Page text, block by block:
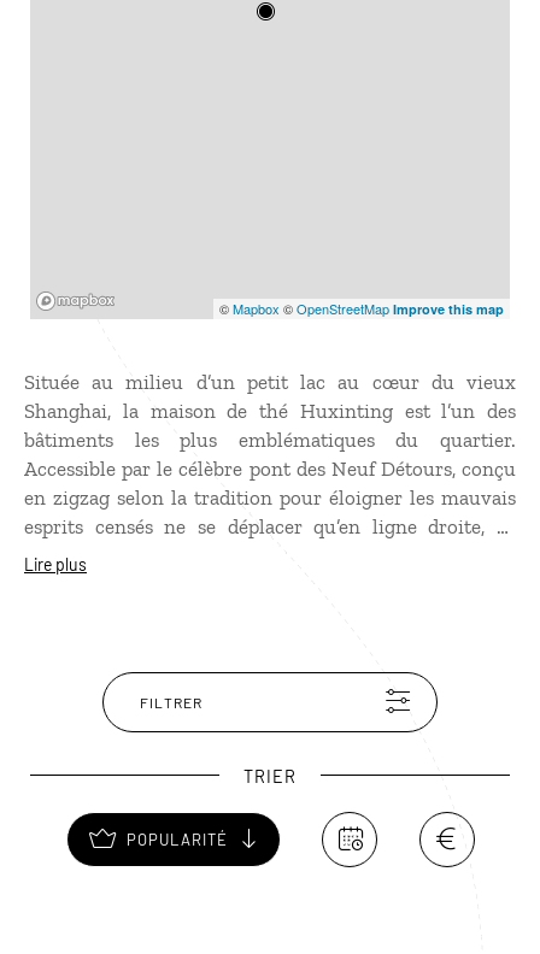
©Mapbox ©OpenStreetMap Improve this map
Située au milieu d’un petit lac au cœur du vieux
Shanghai, la maison de thé Huxinting est l’un des
bâtiments les plus emblématiques du quartier.
Accessible par le célèbre pont des Neuf Détours, conçu
en zigzag selon la tradition pour éloigner les mauvais
esprits censés ne se déplacer qu’en ligne droite, ce
pavillon en bois sur pilotis se dresse à l’entrée du Jardin
Lire plus
FILTRER
TRIER
POPULARITÉ